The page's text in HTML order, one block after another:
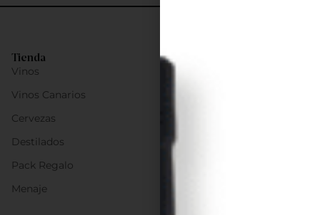
Tienda
Vinos
Vinos Canarios
Cervezas
Destilados
Pack Regalo
Menaje